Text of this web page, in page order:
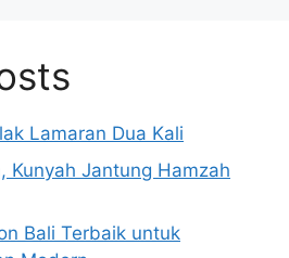
Lamaran Dua Kali
Kunyah Jantung Hamzah
Bali Terbaik untuk